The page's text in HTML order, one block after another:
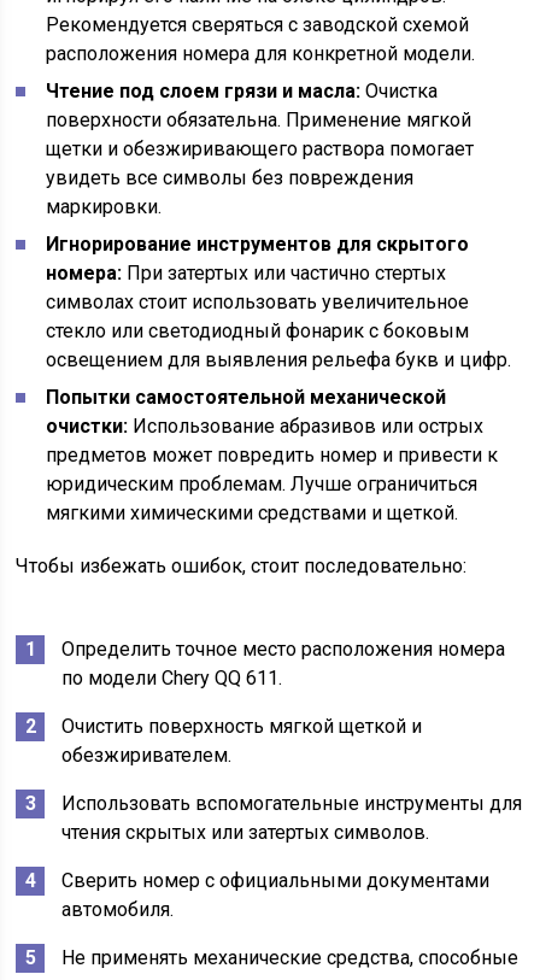
Рекомендуется сверяться с заводской схемой
расположения номера для конкретной модели.
Чтение под слоем грязи и масла: Очистка
поверхности обязательна. Применение мягкой
щетки и обезжиривающего раствора помогает
увидеть все символы без повреждения
маркировки.
Игнорирование инструментов для скрытого
номера: При затертых или частично стертых
символах стоит использовать увеличительное
стекло или светодиодный фонарик с боковым
освещением для выявления рельефа букв и цифр.
Попытки самостоятельной механической
очистки: Использование абразивов или острых
предметов может повредить номер и привести к
юридическим проблемам. Лучше ограничиться
мягкими химическими средствами и щеткой.
Чтобы избежать ошибок, стоит последовательно:
Определить точное место расположения номера
по модели Chery QQ 611.
Очистить поверхность мягкой щеткой и
обезжиривателем.
Использовать вспомогательные инструменты для
чтения скрытых или затертых символов.
Сверить номер с официальными документами
автомобиля.
Не применять механические средства, способные